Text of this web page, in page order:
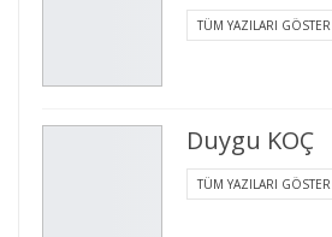
TÜM YAZILARI GÖSTER
Duygu KOÇ
TÜM YAZILARI GÖSTER